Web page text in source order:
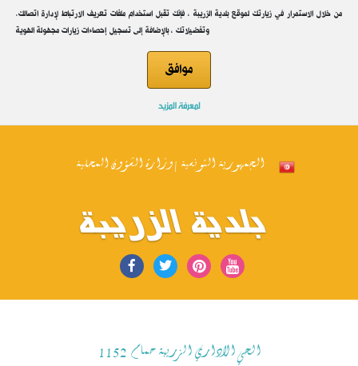
.من خلال الاستمرار في زيارتك لموقع بلدية الزريبة ، فإنك تقبل استخدام ملفات تعريف الارتباط لإدارة اتصالك
وتفضيلاتك ، بالإضافة إلى تسجيل إحصاءات زيارات مجهولة الهوية
موافق
لمعرفة المزيد
الجمهورية التونسية | وزارة الشؤون المحلية
بلدية الزريبة
الحي الاداري الزريبة حمام 1152